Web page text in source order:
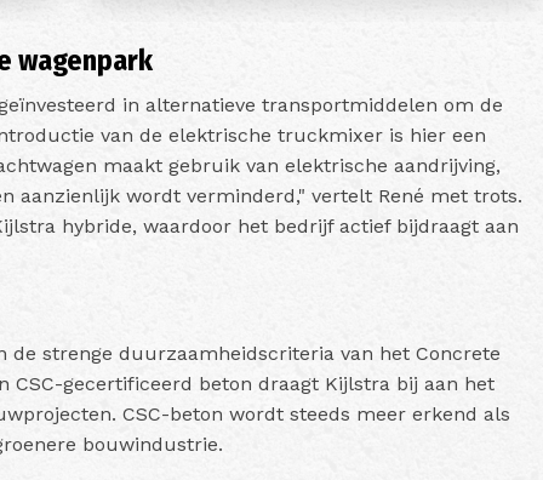
wagenpark
in alternatieve transportmiddelen om de
van de elektrische truckmixer is hier een
maakt gebruik van elektrische aandrijving,
aanzienlijk wordt verminderd," vertelt René met trots.
hybride, waardoor het bedrijf actief bijdraagt aan
de strenge duurzaamheidscriteria van het Concrete
CSC-gecertificeerd beton draagt Kijlstra bij aan het
CSC-beton wordt steeds meer erkend als
bouwindustrie.